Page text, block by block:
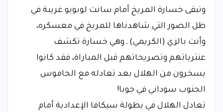
وتبقى خسارة المريخ أمام سانت لوبوبو غريبة في
ظل الصور التي شاهدناها للمريخ في معسكره،
وأنت بالزي (الكريمي) ـ وهي خسارة تكشف
عنترياتهم وتصريحاتهم قبل المباراة، فقد كانوا
يسخرون من الهلال بعد تعادله مع الجاموس
الجنوب سوداني في جوبا!
تعادل الهلال في بطولة سيكافا الإعدادية أمام